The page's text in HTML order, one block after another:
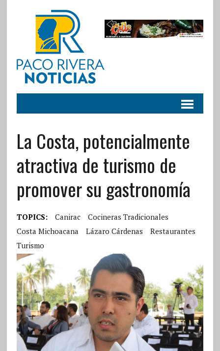
La Costa, potencialmente
atractiva de turismo de
promover su gastronomía
TOPICS: Canirac
Cocineras Tradicionales
Costa Michoacana
Lázaro Cárdenas
Restaurantes
Turismo